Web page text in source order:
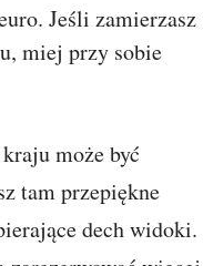
Jeśli zamierzasz
miej przy sobie
może być
tam przepiękne
dech widoki.